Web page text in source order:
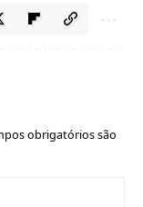
obrigatórios são